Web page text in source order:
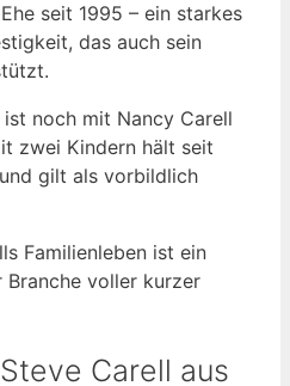
seit 1995 – ein starkes
das auch sein
noch mit Nancy Carell
zwei Kindern hält seit
gilt als vorbildlich
Familienleben ist ein
Branche voller kurzer
Carell aus